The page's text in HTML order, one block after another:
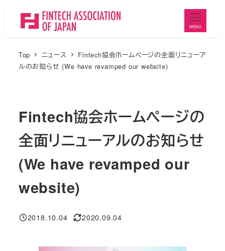
MENU
Top ニュース
Fintech協会ホームページの全面リニューア
ルのお知らせ (We have revamped our website)
Fintech協会ホームページの
全面リニューアルのお知らせ
(We have revamped our
website)
投稿日
2018.10.04
更新日
2020.09.04